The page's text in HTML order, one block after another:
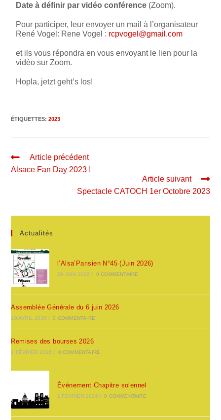
Date àdéfinir par vidéo conférence (Zoom).
Pour participer, leur envoyer un mail à l’organisateur
René Vogel: Rene Vogel : rcpvogel@gmail.com
et ils vous répondra en vous envoyant le lien pour la
vidéo sur Zoom.
Hopla, jetzt geht’s los!
ÉTIQUETTES:2023
Article précédent
Alsace Fan Day 2023 !
Article suivant
Spectacle CATOCH 1er Octobre 2023
Actualités
l’Alsa’Parisien N°45 (Juin 2026)
29 JUIN 2026 / 0 COMMENTAIRE
Assemblée Générale du 6 juin 2026
19 AVRIL 2026 / 0 COMMENTAIRE
Remises des bourses 2026
1 FÉVRIER 2026 / 0 COMMENTAIRE
Événement Chapitre solennel
1 FÉVRIER 2026 / 0 COMMENTAIRE